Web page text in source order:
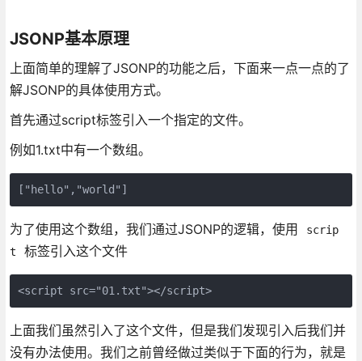
JSONP基本原理
上面简单的理解了JSONP的功能之后，下面来一点一点的了
解JSONP的具体使用方式。
首先通过script标签引入一个指定的文件。
例如1.txt中有一个数组。
["hello","world"]
为了使用这个数组，我们通过JSONP的逻辑，使用
scrip
t
标签引入这个文件
<script src="01.txt"></script>
上面我们虽然引入了这个文件，但是我们发现引入后我们并
没有办法使用。我们之前曾经做过类似于下面的行为，就是